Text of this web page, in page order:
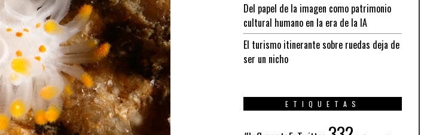
Del papel de la imagen como patrimonio
cultural humano en la era de la IA
El turismo itinerante sobre ruedas deja de
ser un nicho
ETIQUETAS